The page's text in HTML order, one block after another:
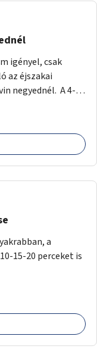
téri beruházások
igény.
igényel, csak
az éjszakai
negyednél. A 4-es
metrómegállónál is
jár, és a 200E
lakóknak
10-15
a
15-20 perceket is